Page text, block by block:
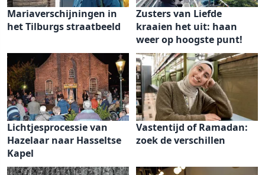
Mariaverschijningen in
het Tilburgs straatbeeld
Zusters van Liefde
kraaien het uit: haan
weer op hoogste punt!
Lichtjesprocessie van
Hazelaar naar Hasseltse
Kapel
Vastentijd of Ramadan:
zoek de verschillen